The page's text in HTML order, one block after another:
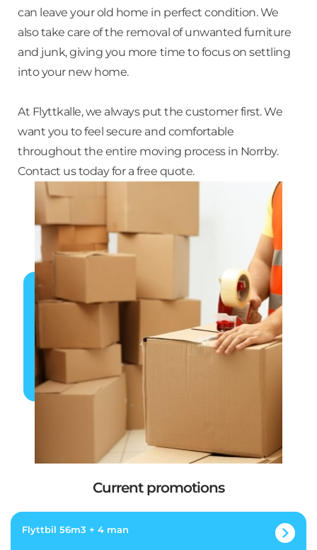
can leave your old home in perfect condition. We
also take care of the removal of unwanted furniture
and junk, giving you more time to focus on settling
into your new home.
At Flyttkalle, we always put the customer first. We
want you to feel secure and comfortable
throughout the entire moving process in Norrby.
Contact us today for a free quote.
Current promotions
Flyttbil 56m3 + 4 man